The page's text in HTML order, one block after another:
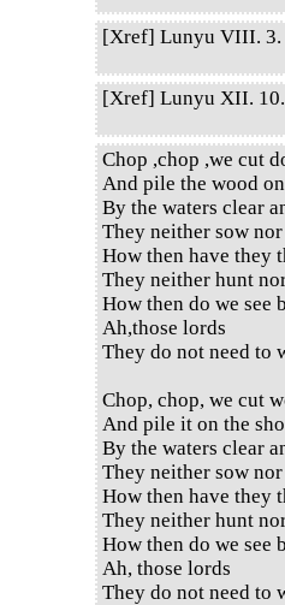
[Xref] Lunyu VIII. 3.
[Xref] Lunyu XII.
Chop ,chop ,we cut
And pile the wood
By the waters clear
They neither sow
How then have they
They neither hunt
How then do we see
Ah,those lords
They do not need
Chop, chop, we cut
And pile it on the
By the waters clear
They neither sow
How then have they
They neither hunt
How then do we see
Ah, those lords
They do not need to